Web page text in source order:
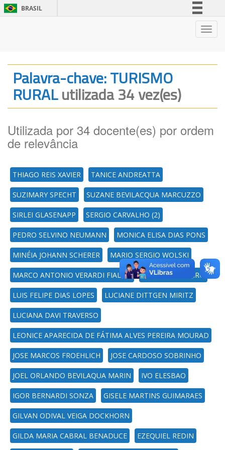
BRASIL
Legislação
Canais
Palavra-chave: TURISMO
RURALutilizada 34 vez(es)
Utilizada por 34 docente(es) por ordem
de relevância
THIAGO REIS XAVIER TANICE ANDREATTA
SUZIMARY SPECHT SUZANE BEVILACQUA MARCUZZO
SIRLEI GLASENAPP SERGIO CARVALHO (2)
PEDRO SELVINO NEUMANN MONICA ELISA DIAS PONS
MINÉIA JOHANN SCHERER MARIO SERGIO WOLSKI
MARCO ANTONIO VERARDI FIALHO MARCELO RIBEIRO
LUIS FELIPE DIAS LOPES LUCIANE DITTGEN MIRITZ
LUCIANA DAVI TRAVERSO
LEONICE APARECIDA DE FÁTIMA ALVES PEREIRA MOURAD
JOSE MARCOS FROEHLICH JOSE CARDOSO SOBRINHO
JOEL ORLANDO BEVILAQUA MARIN IVO ELESBAO
IGOR BERNARDI SONZA GISELE MARTINS GUIMARAES
GILVAN ODIVAL VEIGA DOCKHORN
GILDA MARIA CABRAL BENADUCE EZEQUIEL REDIN